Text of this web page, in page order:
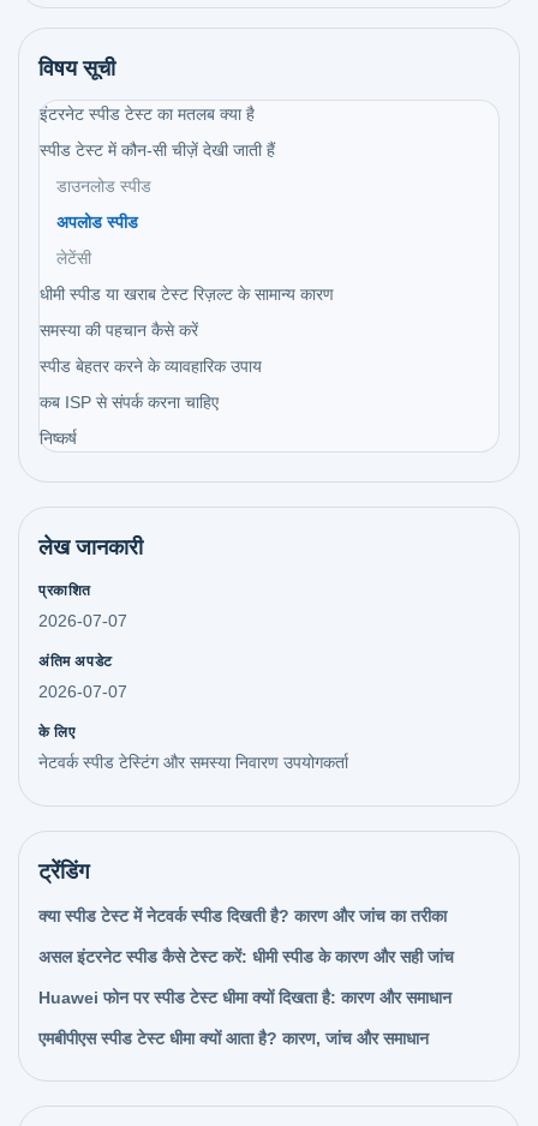
विषय सूची
इंटरनेट स्पीड टेस्ट का मतलब क्या है
स्पीड टेस्ट में कौन-सी चीज़ें देखी जाती हैं
डाउनलोड स्पीड
अपलोड स्पीड
लेटेंसी
धीमी स्पीड या खराब टेस्ट रिज़ल्ट के सामान्य कारण
समस्या की पहचान कैसे करें
स्पीड बेहतर करने के व्यावहारिक उपाय
कब ISP से संपर्क करना चाहिए
निष्कर्ष
लेख जानकारी
प्रकाशित
2026-07-07
अंतिम अपडेट
2026-07-07
के लिए
नेटवर्क स्पीड टेस्टिंग और समस्या निवारण उपयोगकर्ता
ट्रेंडिंग
क्या स्पीड टेस्ट में नेटवर्क स्पीड दिखती है? कारण और जांच का तरीका
असल इंटरनेट स्पीड कैसे टेस्ट करें: धीमी स्पीड के कारण और सही जांच
Huawei फोन पर स्पीड टेस्ट धीमा क्यों दिखता है: कारण और समाधान
एमबीपीएस स्पीड टेस्ट धीमा क्यों आता है? कारण, जांच और समाधान